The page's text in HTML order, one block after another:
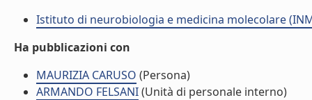
Istituto di neurobiologia e medicina molecolare
Ha pubblicazioni con
MAURIZIA CARUSO (Persona)
ARMANDO FELSANI(Unità di personale interno)